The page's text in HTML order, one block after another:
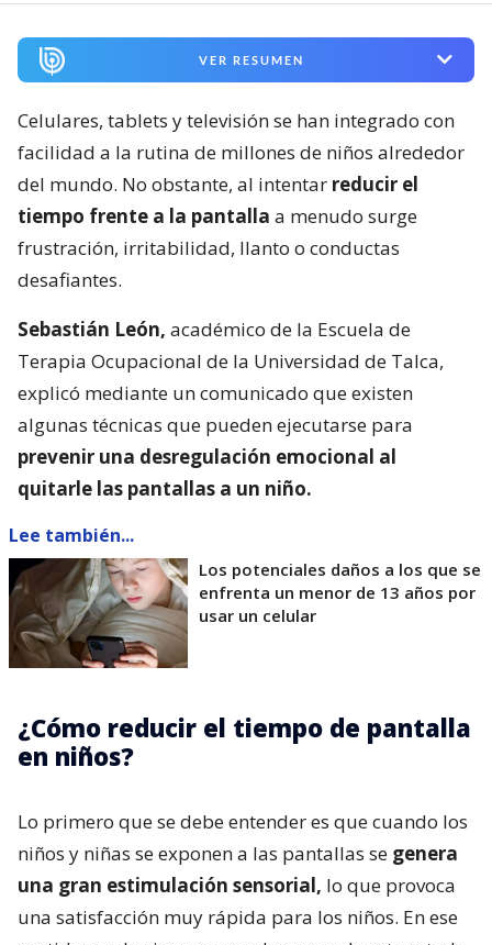
VER RESUMEN
Celulares, tablets y televisión se han integrado con
facilidad a la rutina de millones de niños alrededor
del mundo. No obstante, al intentar reducir el
tiempo frente a la pantalla a menudo surge
frustración, irritabilidad, llanto o conductas
desafiantes.
Sebastián León, académico de la Escuela de
Terapia Ocupacional de la Universidad de Talca,
explicó mediante un comunicado que existen
algunas técnicas que pueden ejecutarse para
prevenir una desregulación emocional al
quitarle las pantallas a un niño.
Lee también...
Los potenciales daños a los que se
enfrenta un menor de 13 años por
usar un celular
¿Cómo reducir el tiempo de pantalla
en niños?
Lo primero que se debe entender es que cuando los
niños y niñas se exponen a las pantallas se genera
una gran estimulación sensorial, lo que provoca
una satisfacción muy rápida para los niños. En ese